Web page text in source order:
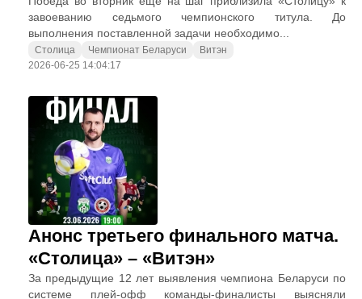
завоеванию седьмого чемпионского титула. До
выполнения поставленной задачи необходимо...
Столица Чемпионат Беларуси
Витэн
2026-06-25 14:04:17
Анонс третьего финального матча.
«Столица» – «Витэн»
За предыдущие 12 лет выявления чемпиона Беларуси по
системе плей-офф команды-финалисты выясняли